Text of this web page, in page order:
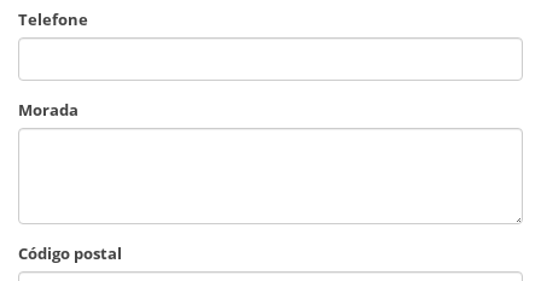
Telefone
Morada
Código postal